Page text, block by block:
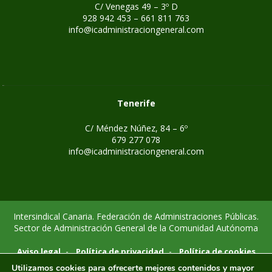
C/ Venegas 49 – 3º D
928 942 453 – 661 811 763
info@icadministraciongeneral.com
Tenerife
C/ Méndez Núñez, 84 – 6º
679 277 078
info@icadministraciongeneral.com
Intersindical Canaria. Federación de Administraciones Públicas.
Sector de Administración General de la Comunidad Autónoma
Aviso legal-Política de privacidad-Política de cookies
Utilizamos cookies para ofrecerte mejores contenidos y mayor